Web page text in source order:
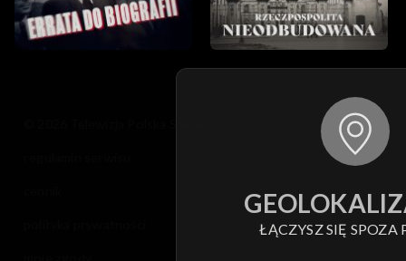
ŁĄCZYSZ SIĘ SPOZA